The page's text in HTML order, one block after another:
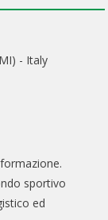
- Italy
sportivo
ed